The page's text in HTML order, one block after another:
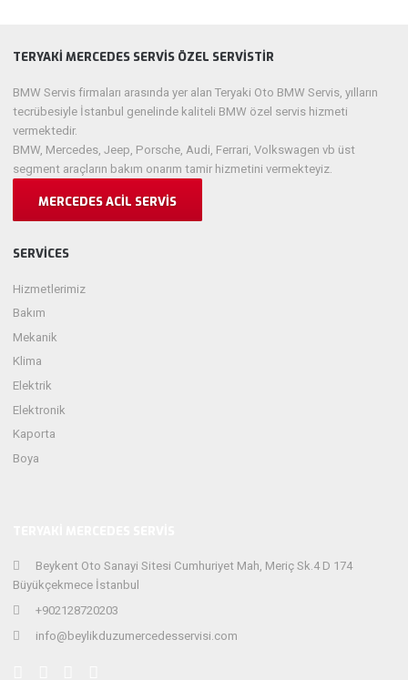
Beykent Oto Sanayi Sitesi Cumhuriyet Mah, Meriç Sk.4 D 174
Büyükçekmece İstanbul
+902128720203
info@beylikduzumercedesservisi.com
TERYAKI MERCEDES SERVIS ÖZEL SERVISTIR
BMW Servis firmaları arasında yer alan Teryaki Oto BMW Servis, yılların
tecrübesiyle İstanbul genelinde kaliteli BMW özel servis hizmeti
vermektedir.
BMW, Mercedes, Jeep, Porsche, Audi, Ferrari, Volkswagen vb üst
segment araçların bakım onarım tamir hizmetini vermekteyiz.
MERCEDES ACIL SERVIS
SERVICES
Hizmetlerimiz
Bakım
Mekanik
Klima
Elektrik
Elektronik
Kaporta
Boya